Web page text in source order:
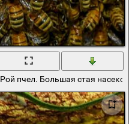
Рой пчел. Большая стая